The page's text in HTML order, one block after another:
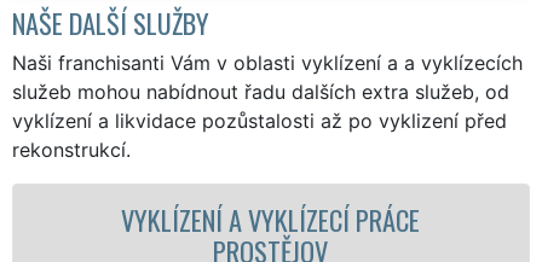
NAŠE DALŠÍ SLUŽBY
Naši franchisanti Vám v oblasti vyklízení a a vyklízecích
služeb mohou nabídnout řadu dalších extra služeb, od
vyklízení a likvidace pozůstalosti až po vyklizení před
rekonstrukcí.
A VYKLÍZECÍ PRÁCE